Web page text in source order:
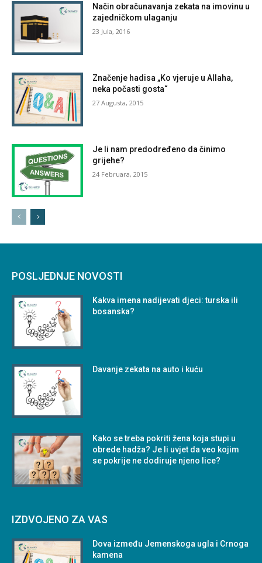
Način obračunavanja zekata na imovinu u
zajedničkom ulaganju
23 Jula, 2016
Značenje hadisa „Ko vjeruje u Allaha,
neka počasti gosta“
27 Augusta, 2015
Je li nam predodređeno da činimo
grijehe?
24 Februara, 2015
POSLJEDNJE NOVOSTI
Kakva imena nadijevati djeci: turska ili
bosanska?
Davanje zekata na auto i kuću
Kako se treba pokriti žena koja stupi u
obrede hadža? Je li uvjet da veo kojim
se pokrije ne dodiruje njeno lice?
IZDVOJENO ZA VAS
Dova između Jemenskoga ugla i Crnoga
kamena